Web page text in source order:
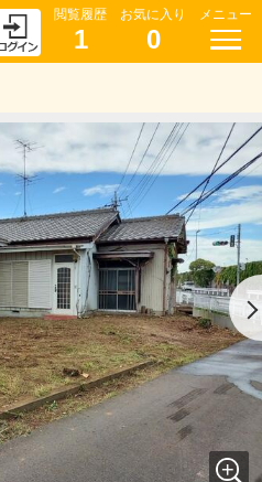
閲覧履歴
1
お気に入り
0
メニュー